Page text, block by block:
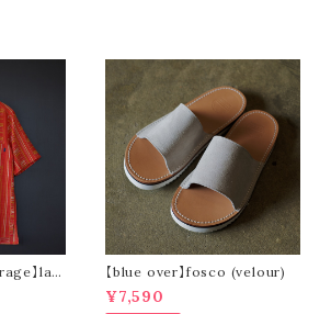
】lad
s/s s
【blue over】fosco (velour)
¥7,590